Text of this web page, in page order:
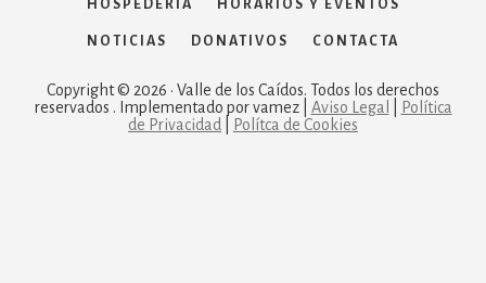
HOSPEDERÍA HORARIOS Y EVENTOS
NOTICIAS DONATIVOS CONTACTA
Copyright © 2026 · Valle de los Caídos. Todos los derechos
reservados . Implementado por vamez | Aviso Legal
Política
de Privacidad
Polítca de Cookies